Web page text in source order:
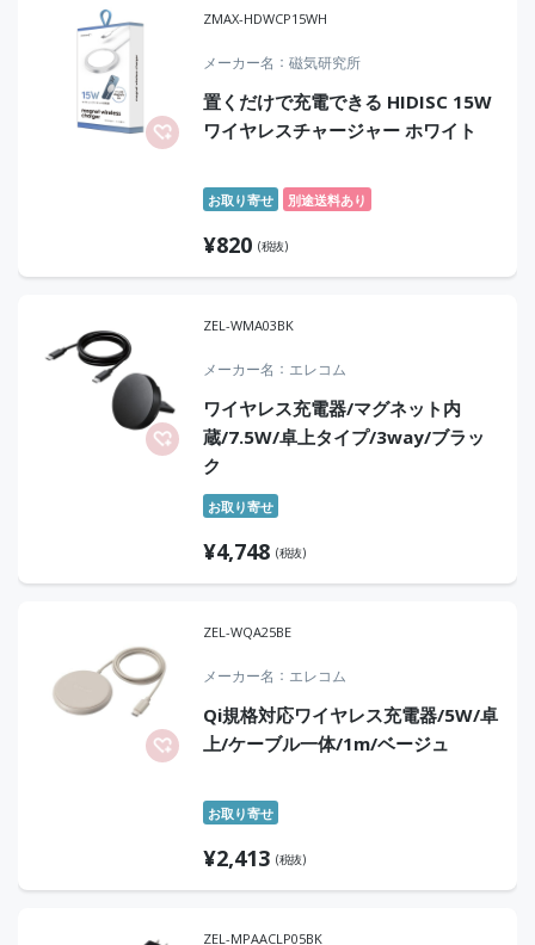
ZMAX-HDWCP15WH
メーカー名 磁気研究所
置くだけで充電できる HIDISC 15W
ワイヤレスチャージャー ホワイト
お取り寄せ 別途送料あり
¥820 (税抜)
ZEL-WMA03BK
メーカー名 エレコム
ワイヤレス充電器/マグネット内
蔵/7.5W/卓上タイプ/3way/ブラッ
ク
お取り寄せ
¥4,748 (税抜)
ZEL-WQA25BE
メーカー名 エレコム
Qi規格対応ワイヤレス充電器/5W/卓
上/ケーブル一体/1m/ベージュ
お取り寄せ
¥2,413 (税抜)
ZEL-MPAACLP05BK